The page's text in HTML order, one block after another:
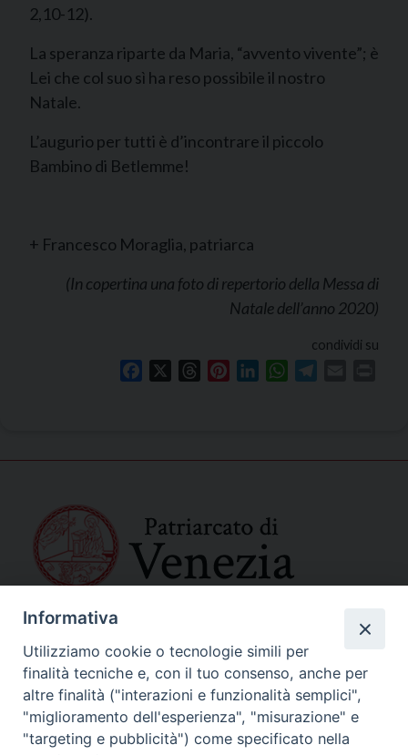
2,10-12).
La speranza riparte da Maria, “avvento vivente”; è
Lei che col suo sì ha reso possibile il nostro
Natale.
L’augurio per tutti è d’incontrare il piccolo
Bambino di Betlemme!
+ Francesco Moraglia, patriarca
(In copertina una foto di repertorio della Messa di
Natale dell’anno 2020)
condividi su
Facebook ThreadsPinterestLinkedInWhatsApp
SEDE PRINCIPALE
Palazzo Patriarcale
San Marco, 320/A – 30124 Venezia
Tel. 041-2702411
e-mail curia@patriarcatovenezia.it
Indirizzo PEC: patriarcatovenezia@pec.chiesacattolica.it
Informativa
Utilizziamo cookie o tecnologie simili per
finalità tecniche e, con il tuo consenso, anche per
altre finalità ("interazioni e funzionalità semplici",
"miglioramento dell'esperienza", "misurazione" e
"targeting e pubblicità") come specificato nella